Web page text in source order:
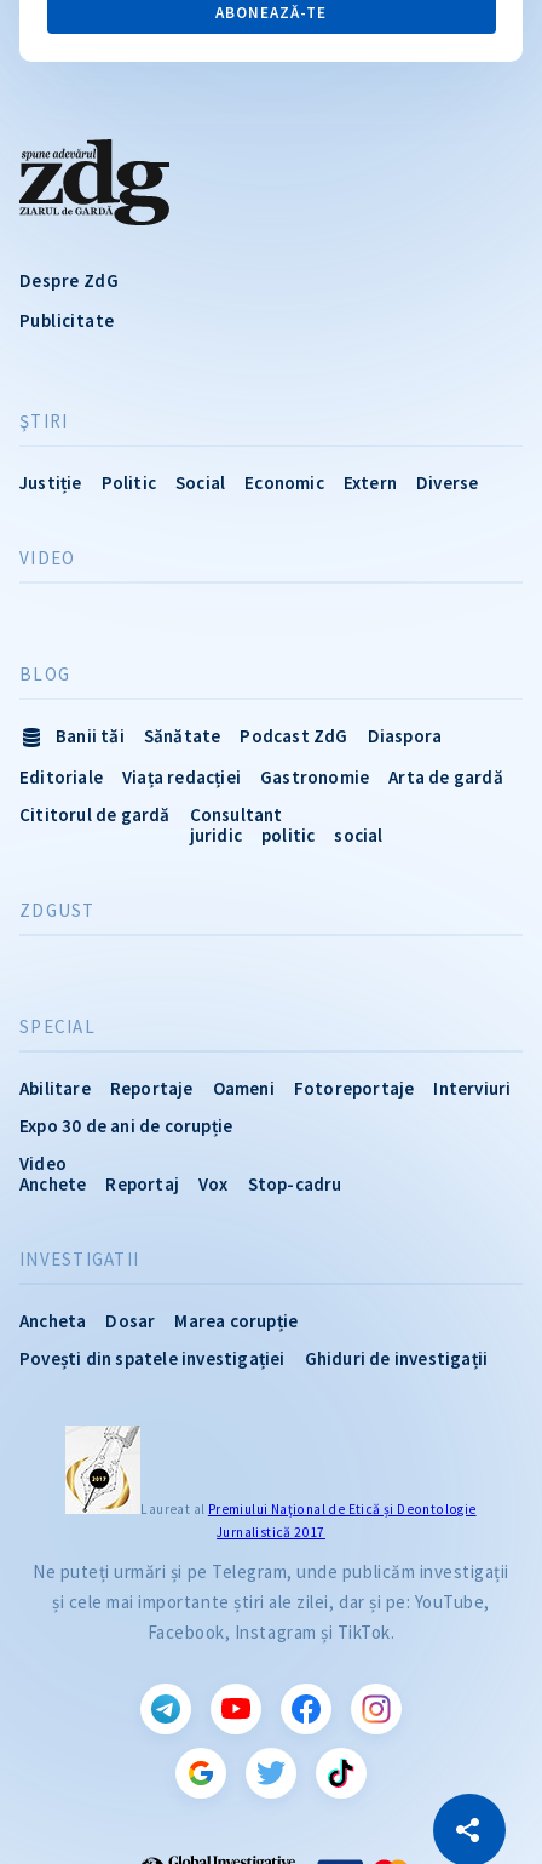
Copiază Link
Despre ZdG
Publicitate
ŞTIRI
Justiție Politic Social Economic Extern Diverse
INVESTIGATII
Ancheta Dosar
Marea corupție
Povești din spatele investigației
Ghiduri de investigații
VIDEO
SPECIAL
Abilitare Reportaje Oameni Fotoreportaje
Interviuri
Expo 30 de ani de corupție
Video
Anchete
Reportaj Vox Stop-cadru
BLOG
Banii tăi Sănătate Podcast ZdG
Diaspora
Editoriale
Viața redacției Gastronomie
Arta de gardă
Cititorul de gardă
Consultant
juridic
politic social
ZDGUST
ABONEAZĂ-TE
Laureat al Premiului Naţional de Etică și Deontologie
Jurnalistică 2017
Ne puteți urmări și pe Telegram, unde publicăm investigații
și cele mai importante știri ale zilei, dar și pe: YouTube,
Facebook, Instagram și TikTok.